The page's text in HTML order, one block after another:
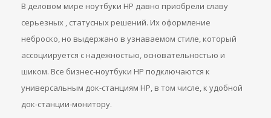
В деловом мире ноутбуки HP давно приобрели славу
серьезных , статусных решений. Их оформление
неброско, но выдержано в узнаваемом стиле, который
ассоциируется с надежностью, основательностью и
шиком. Все бизнес-ноутбуки HP подключаются к
универсальным док-станциям HP, в том числе, к удобной
док-станции-монитору.